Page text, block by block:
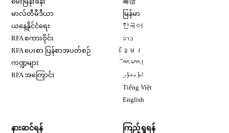
မာလ်တီမီဒီယာ
ယနေ့နိုင်ငံရေး
RFA စကားဝိုင်း
RFA ပေးစာ ပြန်စာအပတ်စဉ်
ကဏ္ဍများ
RFA အကြောင်း
မြန်မာ
한국어
ລາວ
ខ្មែរ
བོད་སྐད།
ئۇيغۇر
Tiếng Việt
English
နားဆင်ရန်
ကြည့်ရှုရန်